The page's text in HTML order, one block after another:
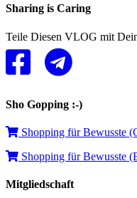
Sharing is Caring
Teile Diesen VLOG mit
Sho Gopping :-)
Shopping für Bewusste
Shopping für Bewusste
Mitgliedschaft